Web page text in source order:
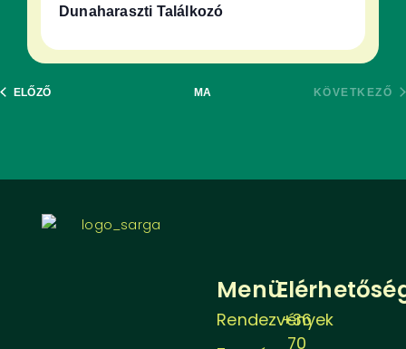
Dunaharaszti Találkozó
ELŐZŐESEMÉNYEK MA KÖVETKEZŐ
Menü
Rendezvények
+36
70